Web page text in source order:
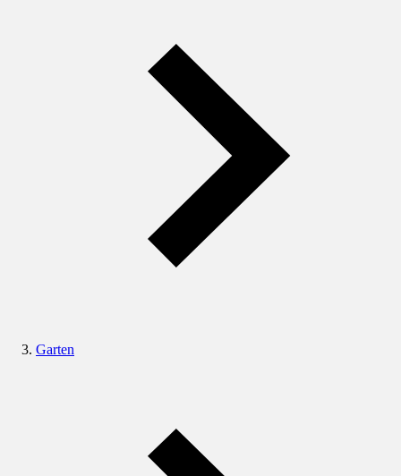
Garten